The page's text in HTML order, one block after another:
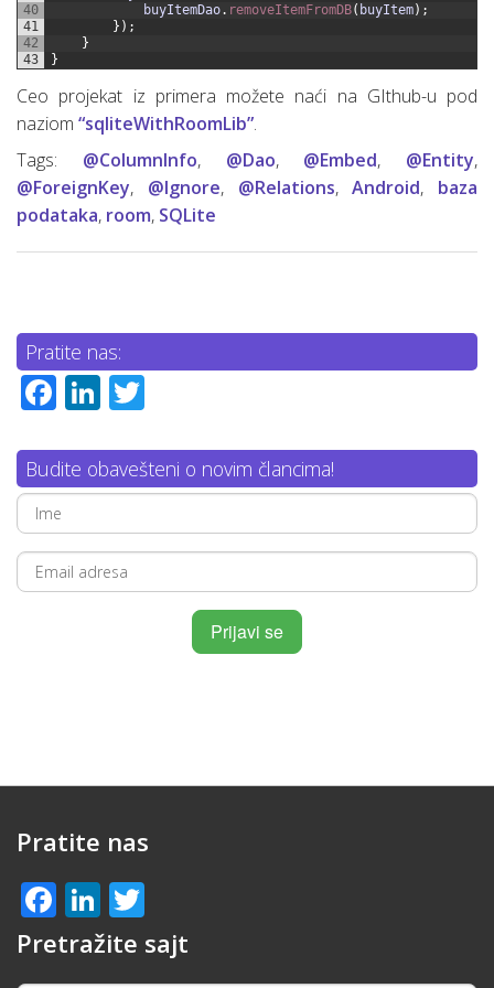
40
41
42
43
buyItemDao. removeItemFromDB( buyItem) ;
} ) ;
}
}
Ceo projekat iz primera možete naći na GIthub-u pod
naziom “sqliteWithRoomLib”.
Tags: @ColumnInfo, @Dao, @Embed, @Entity,
@ForeignKey, @Ignore, @Relations,Android, baza
podataka, room, SQLite
Pratite nas:
Facebook
LinkedIn
Budite obavešteni o novim člancima!
Pratite nas
Facebook
LinkedIn
Pretražite sajt